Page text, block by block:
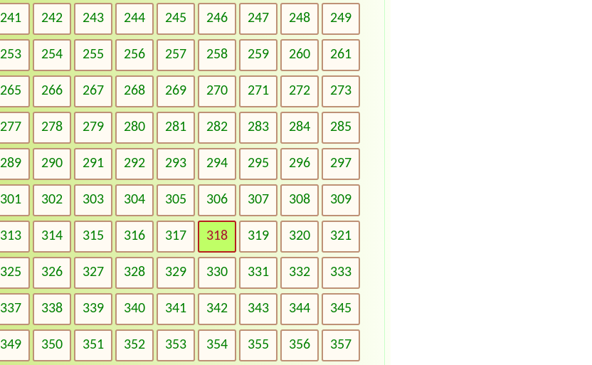
241 242 243 244 245 246 247 248 249
253 254 255 256 257 258 259 260 261
265 266 267 268 269 270 271 272 273
277 278 279 280 281 282 283 284 285
289 290 291 292 293 294 295 296 297
301 302 303 304 305 306 307 308 309
313 314 315 316 317 318 319 320 321
325 326 327 328 329 330 331 332 333
337 338 339 340 341 342 343 344 345
349 350 351 352 353 354 355 356 357